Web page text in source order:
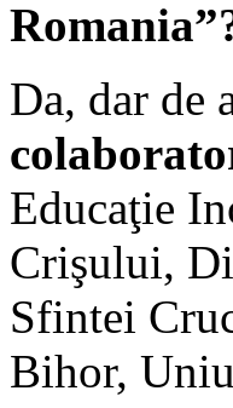
Da, dar de
Educaţie
Crişului,
Sfintei
Bihor,